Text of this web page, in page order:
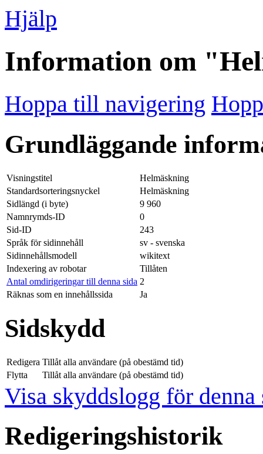
Hjälp
Information om
Hoppa till navigering
Grundläggande
Visningstitel
Helmäskning
Standardsorteringsnyckel
Helmäskning
Sidlängd (i byte)
9 960
Namnrymds-ID
0
Sid-ID
243
Språk för sidinnehåll
sv - svenska
Sidinnehållsmodell
wikitext
Indexering av robotar
Tillåten
Antal omdirigeringar till denna sida 2
Räknas som en innehållssida
Ja
Sidskydd
Redigera Tillåt alla användare (på obestämd tid)
Flytta
Tillåt alla användare (på obestämd tid)
Visa skyddslogg för denna
Redigeringshistorik